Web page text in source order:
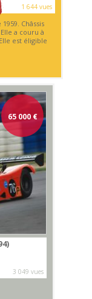
1 644 vues
Châssis
a couru à
est éligible
65 000€
3 049 vues